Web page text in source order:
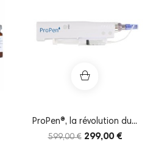
ProPen®, la révolution du...
599,00 € 299,00 €